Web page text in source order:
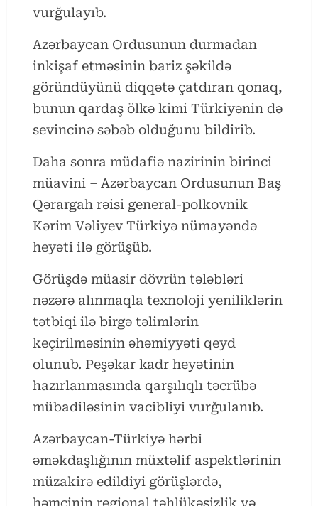
vurğulayıb.
Azərbaycan Ordusunun durmadan
inkişaf etməsinin bariz şəkildə
göründüyünü diqqətə çatdıran qonaq,
bunun qardaş ölkə kimi Türkiyənin də
sevincinə səbəb olduğunu bildirib.
Daha sonra müdafiə nazirinin birinci
müavini – Azərbaycan Ordusunun Baş
Qərargah rəisi general-polkovnik
Kərim Vəliyev Türkiyə nümayəndə
heyəti ilə görüşüb.
Görüşdə müasir dövrün tələbləri
nəzərə alınmaqla texnoloji yeniliklərin
tətbiqi ilə birgə təlimlərin
keçirilməsinin əhəmiyyəti qeyd
olunub. Peşəkar kadr heyətinin
hazırlanmasında qarşılıqlı təcrübə
mübadiləsinin vacibliyi vurğulanıb.
Azərbaycan-Türkiyə hərbi
əməkdaşlığının müxtəlif aspektlərinin
müzakirə edildiyi görüşlərdə,